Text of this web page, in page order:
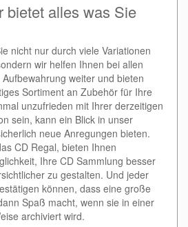
bietet alles was Sie
nicht nur durch viele Variationen
wir helfen Ihnen bei allen
weiter und bieten
Sortiment an Zubehör für Ihre
unzufrieden mit Ihrer derzeitigen
sein, kann ein Blick in unser
neue Anregungen bieten.
CD Regal, bieten Ihnen
Ihre CD Sammlung besser
zu gestalten. Und jeder
können, dass eine große
Spaß macht, wenn sie in einer
archiviert wird.